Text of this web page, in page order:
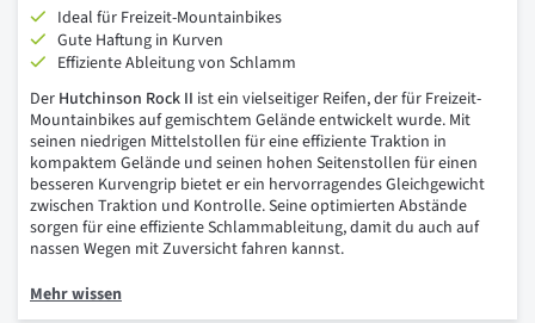
Ideal für Freizeit-Mountainbikes
Gute Haftung in Kurven
Effiziente Ableitung von Schlamm
Der Hutchinson Rock II ist ein vielseitiger Reifen, der für Freizeit-
Mountainbikes auf gemischtem Gelände entwickelt wurde. Mit
seinen niedrigen Mittelstollen für eine effiziente Traktion in
kompaktem Gelände und seinen hohen Seitenstollen für einen
besseren Kurvengrip bietet er ein hervorragendes Gleichgewicht
zwischen Traktion und Kontrolle. Seine optimierten Abstände
sorgen für eine effiziente Schlammableitung, damit du auch auf
nassen Wegen mit Zuversicht fahren kannst.
Mehr wissen